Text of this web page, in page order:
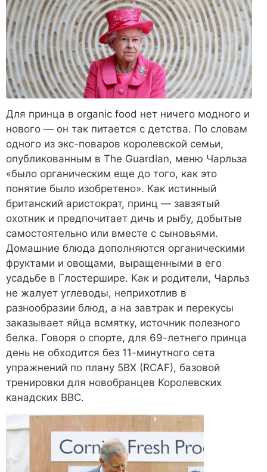
Для принца в organic food нет ничего модного и
нового — он так питается с детства. По словам
одного из экс-поваров королевской семьи,
опубликованным в The Guardian, меню Чарльза
«было органическим еще до того, как это
понятие было изобретено». Как истинный
британский аристократ, принц — завзятый
охотник и предпочитает дичь и рыбу, добытые
самостоятельно или вместе с сыновьями.
Домашние блюда дополняются органическими
фруктами и овощами, выращенными в его
усадьбе в Глостершире. Как и родители, Чарльз
не жалует углеводы, неприхотлив в
разнообразии блюд, а на завтрак и перекусы
заказывает яйца всмятку, источник полезного
белка. Говоря о спорте, для 69-летнего принца
день не обходится без 11-минутного сета
упражнений по плану 5BX (RCAF), базовой
тренировки для новобранцев Королевских
канадских ВВС.